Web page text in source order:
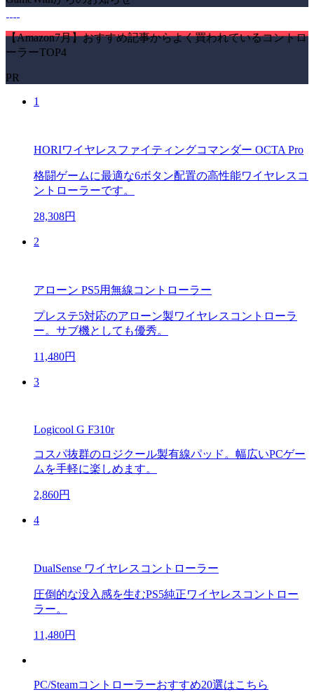
【Amazon7月】おすすめ記事からよく買われているコントロ
ーラーTOP4
PR
1
HORIワイヤレスファイティングコマンダー OCTA Pro
格闘ゲームに最適な6ボタン配置の高性能ワイヤレスコ
ントローラーです。
28,308円
2
アローン PS5用無線コントローラー
プレステ5対応のアローン製ワイヤレスコントローラ
ー。サブ機としても優秀。
11,480円
3
Logicool G F310r
コスパ抜群のロジクール製有線パッド。幅広いPCゲー
ムを手軽に楽しめます。
2,860円
4
DualSense ワイヤレスコントローラー
圧倒的な没入感を生むPS5純正ワイヤレスコントロー
ラー。
11,480円
PC/Steamコントローラーおすすめ20選はこちら